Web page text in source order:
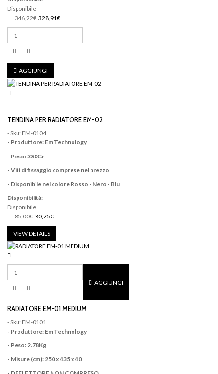
Disponibile
346,22€ 328,91€
AGGIUNGI
TENDINA PER RADIATORE EM-02
- Sku: EM-0104
- Produttore: Em Technology
- Peso: 380Gr
- Viti di fissaggio comprese nel prezzo
- Disponibile nel colore Rosso - Nero - Blu
Disponibilità:
Disponibile
85,00€ 80,75€
VIEW DETAILS
AGGIUNGI
RADIATORE EM-01 MEDIUM
- Sku: EM-0101
- Produttore: Em Technology
- Peso: 2.78Kg
- Misure (cm): 250 x 435 x 40